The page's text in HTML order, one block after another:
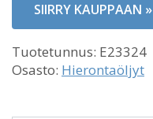
SIIRRY KAUPPAAN »
Tuotetunnus: E23324
Osasto: Hierontaöljyt